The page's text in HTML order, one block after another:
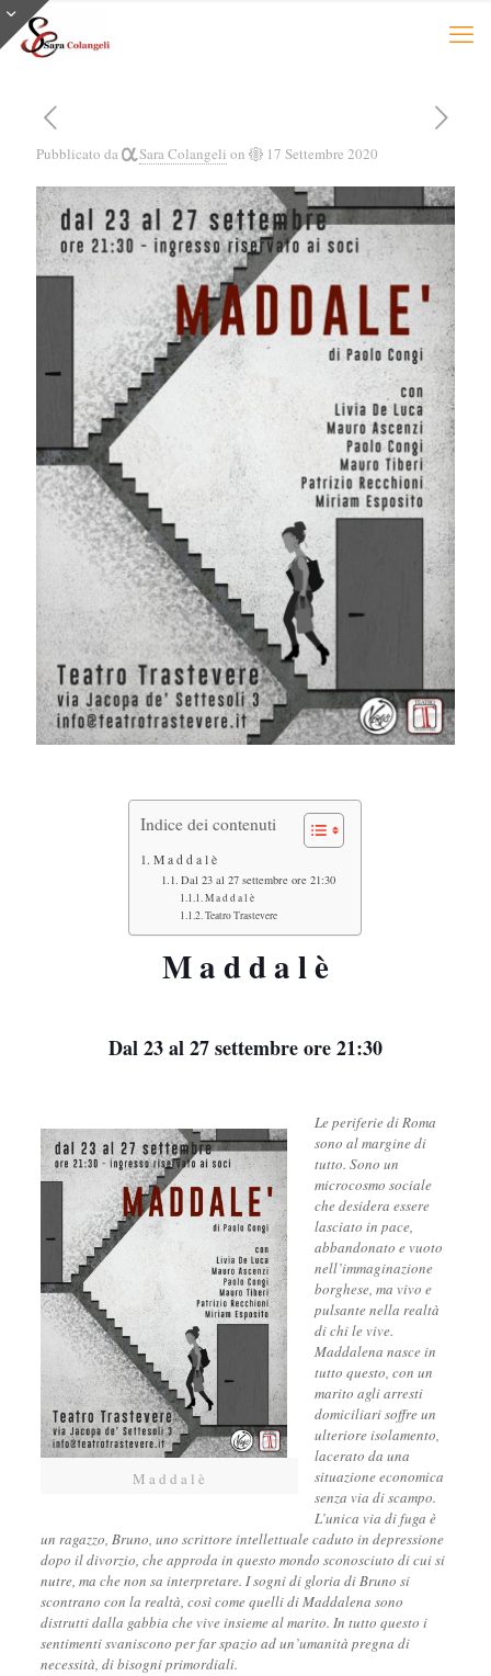
Pubblicato da Sara Colangeli on 17 Settembre 2020
Indice dei contenuti
M a d d a l è
Dal 23 al 27 settembre ore 21:30
M a d d a l è
Teatro Trastevere
M a d d a l è
Dal 23 al 27 settembre ore 21:30
M a d d a l è
Le periferie di Roma
sono al margine di
tutto. Sono un
microcosmo sociale
che desidera essere
lasciato in pace,
abbandonato e vuoto
nell’immaginazione
borghese, ma vivo e
pulsante nella realtà
di chi le vive.
Maddalena nasce in
tutto questo, con un
marito agli arresti
domiciliari soffre un
ulteriore isolamento,
lacerato da una
situazione economica
senza via di scampo.
L’unica via di fuga è
un ragazzo, Bruno, uno scrittore intellettuale caduto in depressione
dopo il divorzio, che approda in questo mondo sconosciuto di cui si
nutre, ma che non sa interpretare. I sogni di gloria di Bruno si
scontrano con la realtà, così come quelli di Maddalena sono
distrutti dalla gabbia che vive insieme al marito. In tutto questo i
sentimenti svaniscono per far spazio ad un’umanità pregna di
necessità, di bisogni primordiali.